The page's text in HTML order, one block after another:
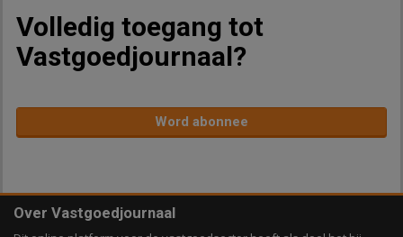
Volledig toegang tot
Vastgoedjournaal?
Word abonnee
Over Vastgoedjournaal